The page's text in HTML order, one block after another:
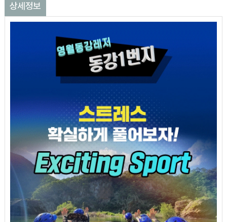
상세정보